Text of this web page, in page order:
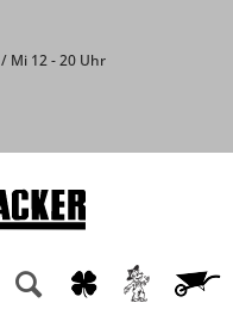
Mi 12 - 20 Uhr